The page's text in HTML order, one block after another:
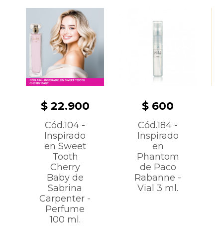
Cód.104 -
Inspirado
en Sweet
Tooth
Cherry
Baby de
Sabrina
Carpenter -
Perfume
100 ml.
$ 22.900
Cód.184 -
Inspirado
en
Phantom
de Paco
Rabanne -
Vial 3 ml.
$ 600